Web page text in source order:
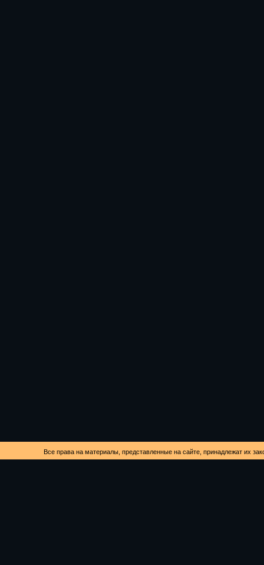
Все права на материалы, представленные на сайте, принадлежат их